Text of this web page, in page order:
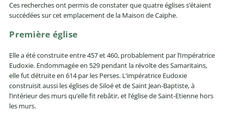
Ces recherches ont permis de constater que quatre églises s’étaient
succédées sur cet emplacement de la Maison de Caïphe.
Première église
Elle a été construite entre 457 et 460, probablement par l’Impératrice
Eudoxie. Endommagée en 529 pendant la révolte des Samaritains,
elle fut détruite en 614 par les Perses. L’impératrice Eudoxie
construisit aussi les églises de Siloé et de Saint Jean-Baptiste, à
l’intérieur des murs qu’elle fit rebâtir, et l’église de Saint-Etienne hors
les murs.